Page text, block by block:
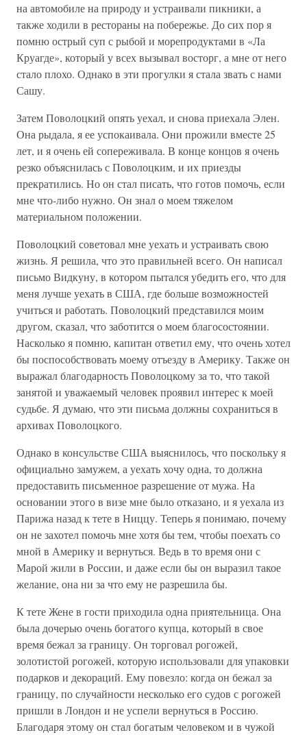
на автомобиле на природу и устраивали пикники, а
также ходили в рестораны на побережье. До сих пор я
помню острый суп с рыбой и морепродуктами в «Ла
Круагде», который у всех вызывал восторг, а мне от него
стало плохо. Однако в эти прогулки я стала звать с нами
Сашу.
Затем Поволоцкий опять уехал, и снова приехала Элен.
Она рыдала, я ее успокаивала. Они прожили вместе 25
лет, и я очень ей сопереживала. В конце концов я очень
резко объяснилась с Поволоцким, и их приезды
прекратились. Но он стал писать, что готов помочь, если
мне что-либо нужно. Он знал о моем тяжелом
материальном положении.
Поволоцкий советовал мне уехать и устраивать свою
жизнь. Я решила, что это правильней всего. Он написал
письмо Видкуну, в котором пытался убедить его, что для
меня лучше уехать в США, где больше возможностей
учиться и работать. Поволоцкий представился моим
другом, сказал, что заботится о моем благосостоянии.
Насколько я помню, капитан ответил ему, что очень хотел
бы поспособствовать моему отъезду в Америку. Также он
выражал благодарность Поволоцкому за то, что такой
занятой и уважаемый человек проявил интерес к моей
судьбе. Я думаю, что эти письма должны сохраниться в
архивах Поволоцкого.
Однако в консульстве США выяснилось, что поскольку я
официально замужем, а уехать хочу одна, то должна
предоставить письменное разрешение от мужа. На
основании этого в визе мне было отказано, и я уехала из
Парижа назад к тете в Ниццу. Теперь я понимаю, почему
он не захотел помочь мне хотя бы тем, чтобы поехать со
мной в Америку и вернуться. Ведь в то время они с
Марой жили в России, и даже если бы он выразил такое
желание, она ни за что ему не разрешила бы.
К тете Жене в гости приходила одна приятельница. Она
была дочерью очень богатого купца, который в свое
время бежал за границу. Он торговал рогожей,
золотистой рогожей, которую использовали для упаковки
подарков и декораций. Ему повезло: когда он бежал за
границу, по случайности несколько его судов с рогожей
пришли в Лондон и не успели вернуться в Россию.
Благодаря этому он стал богатым человеком и в чужой